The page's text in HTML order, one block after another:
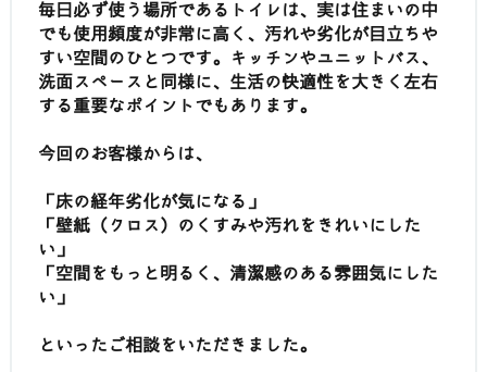
毎日必ず使う場所であるトイレは、実は住まいの中
でも使用頻度が非常に高く、汚れや劣化が目立ちや
すい空間のひとつです。キッチンやユニットバス、
洗面スペースと同様に、生活の快適性を大きく左右
する重要なポイントでもあります。
今回のお客様からは、
「床の経年劣化が気になる」
「壁紙（クロス）のくすみや汚れをきれいにした
い」
「空間をもっと明るく、清潔感のある雰囲気にした
い」
といったご相談をいただきました。